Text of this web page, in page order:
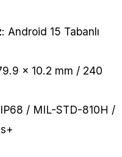
: Android 15 Tabanlı
x 10.2 mm / 240
/ MIL-STD-810H /